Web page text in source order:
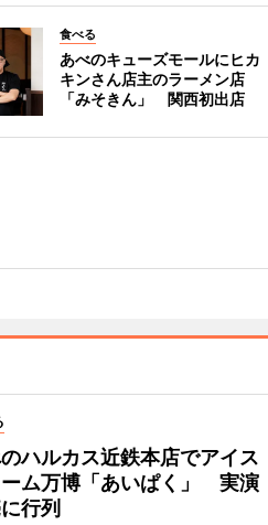
食べる
あべのキューズモールにヒカ
キンさん店主のラーメン店
「みそきん」 関西初出店
ハルカス近鉄本店でアイス
ム万博「あいぱく」 実演
行列